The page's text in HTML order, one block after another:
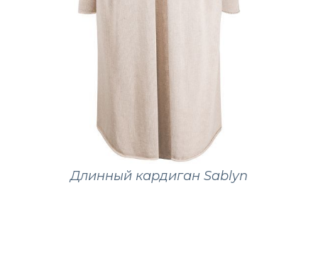
Длинный кардиган Sablyn